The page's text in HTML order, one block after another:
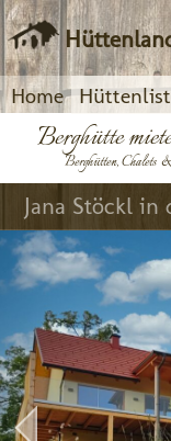
Home
Berghütte
Berghütten, Chalets
Jana Stöckl